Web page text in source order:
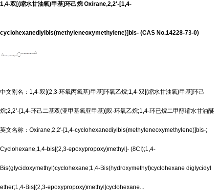
1,4-双[(缩水甘油氧)甲基]环己烷 Oxirane,2,2'-[1,4-
cyclohexanediylbis(methyleneoxymethylene)]bis- (CAS No.14228-73-0)
中文别名：1,4-双[(2,3-环氧丙氧基)甲基]环氧乙烷;1,4-双[(缩水甘油氧)甲基]环己
烷;2,2’-[1,4-环己二基双(亚甲基氧亚甲基)]双-环氧乙烷;1,4-环已烷二甲醇缩水甘油醚
英文名称：Oxirane,2,2'-[1,4-cyclohexanediylbis(methyleneoxymethylene)]bis-;
Cyclohexane,1,4-bis[(2,3-epoxypropoxy)methyl]- (8CI);1,4-
Bis(glycidoxymethyl)cyclohexane;1,4-Bis(hydroxymethyl)cyclohexane diglycidyl
ether;1,4-Bis[(2,3-epoxypropoxy)methyl]cyclohexane...